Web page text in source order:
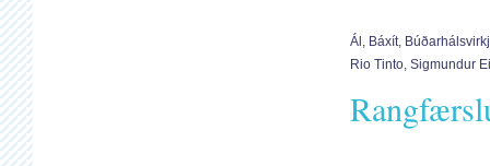
Ál Báxít
Rio Tinto Sigmundur